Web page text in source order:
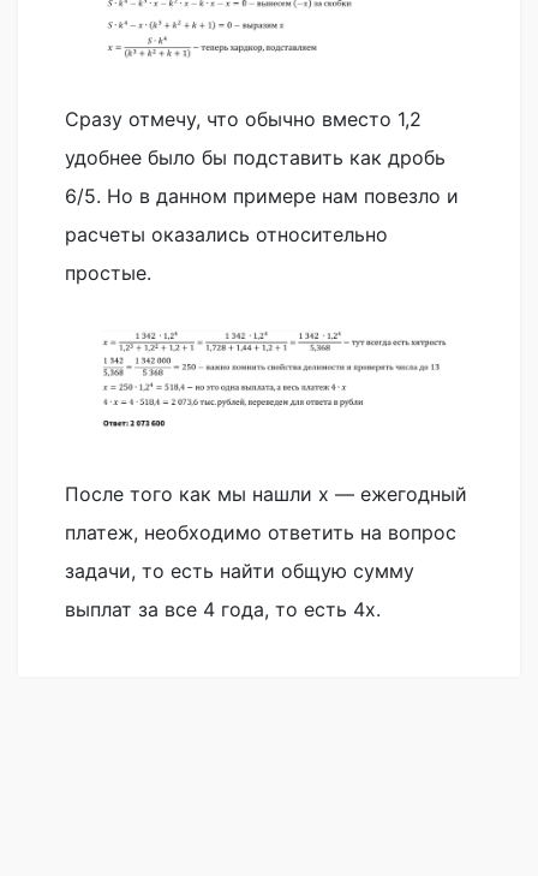
Сразу отмечу, что обычно вместо 1,2
удобнее было бы подставить как дробь
6/5. Но в данном примере нам повезло и
расчеты оказались относительно
простые.
После того как мы нашли x — ежегодный
платеж, необходимо ответить на вопрос
задачи, то есть найти общую сумму
выплат за все 4 года, то есть 4x.